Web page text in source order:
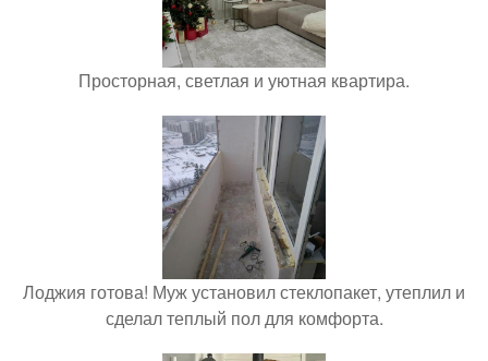
Просторная, светлая и уютная квартира.
Лоджия готова! Муж установил стеклопакет, утеплил и
сделал теплый пол для комфорта.